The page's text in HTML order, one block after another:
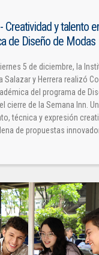
Creatividad y talento
de Diseño de Modas
5 de diciembre, la
Salazar y Herrera realizó
del programa de
cierre de la Semana Inn.
técnica y expresión
de propuestas